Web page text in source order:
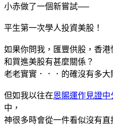
小赤做了一個新嘗試──
平生第一次學人投資美股！
如果你問我，匯豐供股，香港
和買進美股有甚麼關係？
老老實實．．．的確沒有多大
但如我以往在恩賜運作見證中
中，
神很多時會從一件看似沒有直